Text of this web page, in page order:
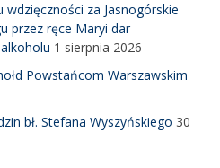
za Jasnogórskie
przez ręce Maryi dar
1 sierpnia 2026
Powstańcom Warszawskim
bł. Stefana Wyszyńskiego 30